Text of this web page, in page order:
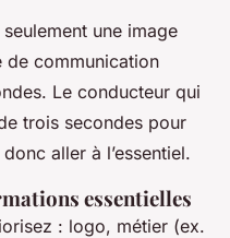
une image
de communication
Le conducteur qui
trois secondes pour
aller à l’essentiel.
essentielles
: logo, métier (ex.